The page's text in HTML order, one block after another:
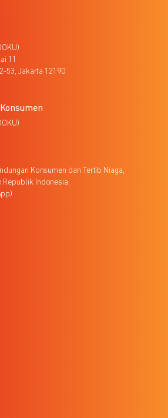
11
53, Jakarta 12190
Konsumen dan Tertib Niaga,
Republik Indonesia,